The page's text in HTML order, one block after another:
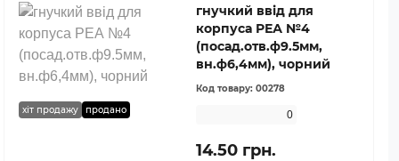
хіт продажу продано
гнучкий ввід для
корпуса РЕА №4
(посад.отв.ф9.5мм,
вн.ф6,4мм), чорний
Код товару: 00278
0
14.50 грн.